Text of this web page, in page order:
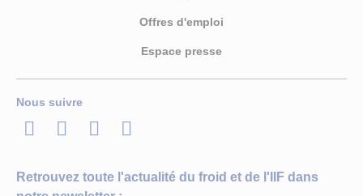
Offres d'emploi
Espace presse
Nous suivre
LinkedInTwitterFacebook
Youtube
Retrouvez toute l'actualité du froid et de l'IIF dans